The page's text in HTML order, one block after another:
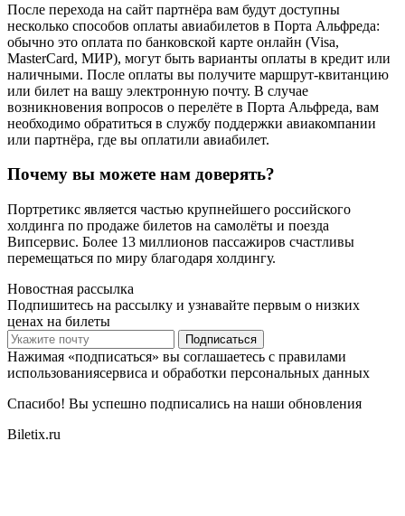
После перехода на сайт партнёра вам будут доступны
несколько способов оплаты авиабилетов в Порта Альфреда:
обычно это оплата по банковской карте онлайн (Visa,
MasterCard, МИР), могут быть варианты оплаты в кредит или
наличными. После оплаты вы получите маршрут-квитанцию
или билет на вашу электронную почту. В случае
возникновения вопросов о перелёте в Порта Альфреда, вам
необходимо обратиться в службу поддержки авиакомпании
или партнёра, где вы оплатили авиабилет.
Почему вы можете нам доверять?
Портретикс является частью крупнейшего российского
холдинга по продаже билетов на самолёты и поезда
Випсервис. Более 13 миллионов пассажиров счастливы
перемещаться по миру благодаря холдингу.
Новостная рассылка
Подпишитесь на рассылку и узнавайте первым о низких
ценах на билеты
Подписаться
Нажимая «подписаться» вы соглашаетесь с правилами
использованиясервиса и обработки персональных данных
Спасибо! Вы успешно подписались на наши обновления
Biletix.ru